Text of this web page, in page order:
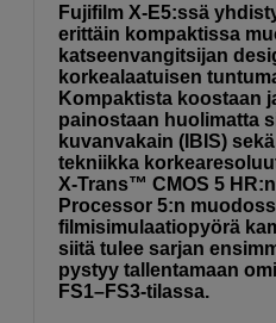
Fujifilm X-E5:ssä
erittäin kompaktissa
katseenvangitsijan
korkealaatuisen
Kompaktista koostaan
painostaan huolimatta
kuvanvakain (IBIS)
tekniikka
X-Trans™ CMOS 5
Processor 5:n
filmisimulaatiopyörä
siitä tulee sarjan
pystyy tallentamaan
FS1–FS3-tilassa.